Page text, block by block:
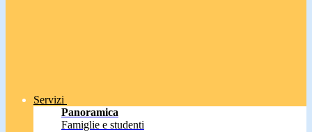
Servizi
Panoramica
Famiglie e studenti